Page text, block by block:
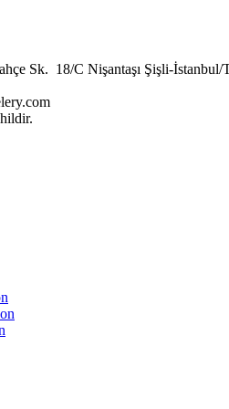
Sk. 18/C Nişantaşı Şişli-İstanbul/